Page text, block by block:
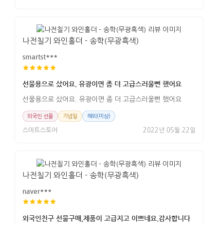
나전칠기 와인홀더 - 송학(무광흑색)
smartst***
선물용으로 샀어요. 유광이면 좀 더 고급스러울뻔 했어요
선물용으로 샀어요. 유광이면 좀 더 고급스러울뻔 했어요
외국인 선물 기념일 해외(미상)
스마트스토어 2022년 05월 22일
나전칠기 와인홀더 - 송학(무광흑색)
naver***
외국인친구 선물구매,제품이 고급지고 이쁘네요.감사합니다